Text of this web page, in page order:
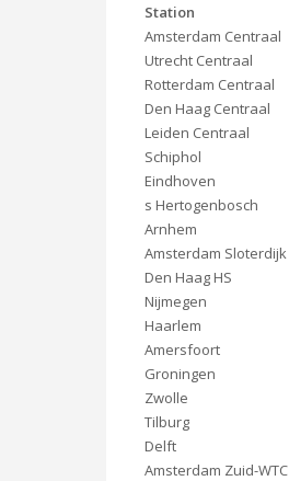
Station
Amsterdam Centraal
Utrecht Centraal
Rotterdam Centraal
Den Haag Centraal
Leiden Centraal
Schiphol
Eindhoven
s Hertogenbosch
Arnhem
Amsterdam Sloterdijk
Den Haag HS
Nijmegen
Haarlem
Amersfoort
Groningen
Zwolle
Tilburg
Delft
Amsterdam Zuid-WTC